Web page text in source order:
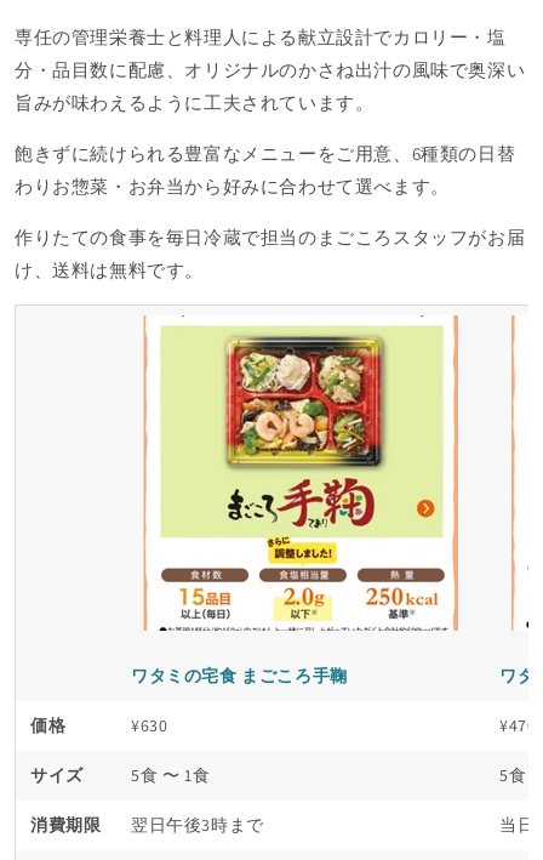
専任の管理栄養士と料理人による献立設計でカロリー・塩
分・品目数に配慮、オリジナルのかさね出汁の風味で奥深い
旨みが味わえるように工夫されています。
飽きずに続けられる豊富なメニューをご用意、6種類の日替
わりお惣菜・お弁当から好みに合わせて選べます。
作りたての食事を毎日冷蔵で担当のまごころスタッフがお届
け、送料は無料です。
ワタミの宅食 まごころ手鞠 ワタ
価格 ¥630 ¥470
サイズ 5食 〜 1食 5食
消費期限 翌日午後3時まで 当日